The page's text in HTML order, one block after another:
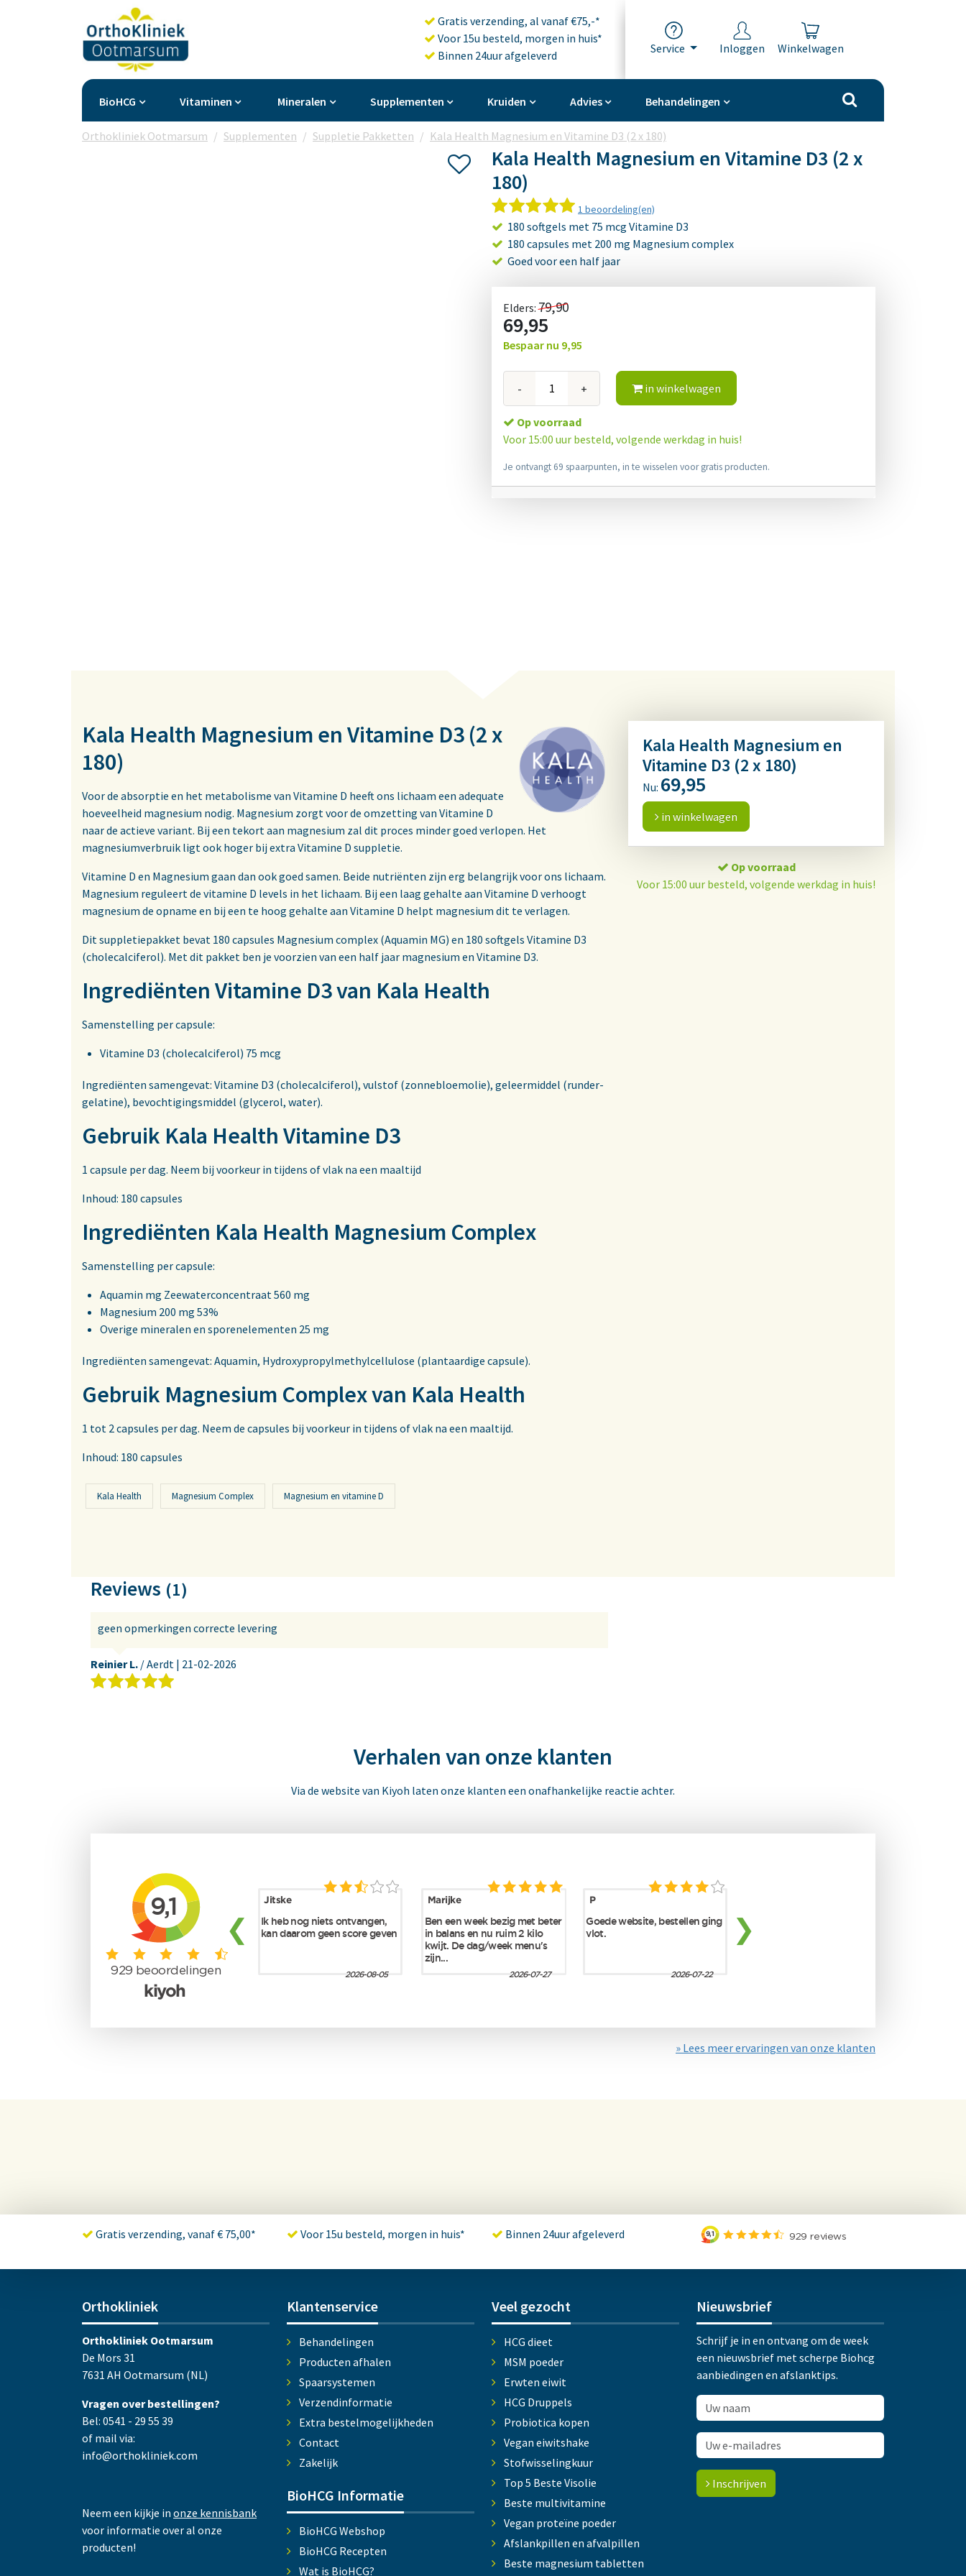
Service Inloggen Winkelwagen
Gratis verzending, al vanaf €75,-*
Voor 15u besteld, morgen in huis*
Binnen 24uur afgeleverd
BioHCG Vitaminen Mineralen Supplementen Kruiden Advies Behandelingen
Orthokliniek Ootmarsum Supplementen Suppletie Pakketten Kala Health Magnesium en Vitamine D3 (2 x 180)
Kala Health Magnesium en Vitamine D3 (2 x
180)
1 beoordeling(en)
180 softgels met 75 mcg Vitamine D3
180 capsules met 200 mg Magnesium complex
Goed voor een half jaar
Elders:79,90
69,95
Bespaar nu 9,95
- + in winkelwagen
Op voorraad
Voor 15:00 uur besteld, volgende werkdag in huis!
Je ontvangt 69 spaarpunten, in te wisselen voor gratis producten.
Kala Health Magnesium en Vitamine D3 (2 x
180)
Voor de absorptie en het metabolisme van Vitamine D heeft ons lichaam een adequate
hoeveelheid magnesium nodig. Magnesium zorgt voor de omzetting van Vitamine D
naar de actieve variant. Bij een tekort aan magnesium zal dit proces minder goed verlopen. Het
magnesiumverbruik ligt ook hoger bij extra Vitamine D suppletie.
Vitamine D en Magnesium gaan dan ook goed samen. Beide nutriënten zijn erg belangrijk voor ons lichaam.
Magnesium reguleert de vitamine D levels in het lichaam. Bij een laag gehalte aan Vitamine D verhoogt
magnesium de opname en bij een te hoog gehalte aan Vitamine D helpt magnesium dit te verlagen.
Dit suppletiepakket bevat 180 capsules Magnesium complex (Aquamin MG) en 180 softgels Vitamine D3
(cholecalciferol). Met dit pakket ben je voorzien van een half jaar magnesium en Vitamine D3.
Ingrediënten Vitamine D3 van Kala Health
Samenstelling per capsule:
Vitamine D3 (cholecalciferol) 75 mcg
Ingrediënten samengevat: Vitamine D3 (cholecalciferol), vulstof (zonnebloemolie), geleermiddel (runder-
gelatine), bevochtigingsmiddel (glycerol, water).
Gebruik Kala Health Vitamine D3
1 capsule per dag. Neem bij voorkeur in tijdens of vlak na een maaltijd
Inhoud: 180 capsules
Ingrediënten Kala Health Magnesium Complex
Samenstelling per capsule:
Aquamin mg Zeewaterconcentraat 560 mg
Magnesium 200 mg 53%
Overige mineralen en sporenelementen 25 mg
Ingrediënten samengevat: Aquamin, Hydroxypropylmethylcellulose (plantaardige capsule).
Gebruik Magnesium Complex van Kala Health
1 tot 2 capsules per dag. Neem de capsules bij voorkeur in tijdens of vlak na een maaltijd.
Inhoud: 180 capsules
Kala Health Magnesium Complex Magnesium en vitamine D
Kala Health Magnesium en
Vitamine D3 (2 x 180)
Nu: 69,95
in winkelwagen
Op voorraad
Voor 15:00 uur besteld, volgende werkdag in huis!
Reviews (1)
geen opmerkingen correcte levering
Reinier L. / Aerdt | 21-02-2026
Verhalen van onze klanten
Via de website van Kiyoh laten onze klanten een onafhankelijke reactie achter.
» Lees meer ervaringen van onze klanten
Gratis verzending, vanaf € 75,00* Voor 15u besteld, morgen in huis* Binnen 24uur afgeleverd
Orthokliniek
Orthokliniek Ootmarsum
De Mors 31
7631 AH Ootmarsum (NL)
Vragen over bestellingen?
Bel: 0541 - 29 55 39
of mail via:
info@orthokliniek.com
Neem een kijkje in onze kennisbank
voor informatie over al onze
producten!
Klantenservice
Behandelingen
Producten afhalen
Spaarsystemen
Verzendinformatie
Extra bestelmogelijkheden
Contact
Zakelijk
BioHCG Informatie
BioHCG Webshop
BioHCG Recepten
Wat is BioHCG?
Veel gezocht
HCG dieet
MSM poeder
Erwten eiwit
HCG Druppels
Probiotica kopen
Vegan eiwitshake
Stofwisselingkuur
Top 5 Beste Visolie
Beste multivitamine
Vegan proteïne poeder
Afslankpillen en afvalpillen
Beste magnesium tabletten
Nieuwsbrief
Schrijf je in en ontvang om de week
een nieuwsbrief met scherpe Biohcg
aanbiedingen en afslanktips.
Inschrijven